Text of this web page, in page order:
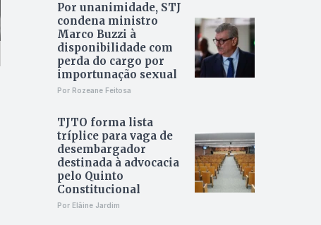
Por unanimidade, STJ
condena ministro
Marco Buzzi à
disponibilidade com
perda do cargo por
importunação sexual
Por Rozeane Feitosa
TJTO forma lista
tríplice para vaga de
desembargador
destinada à advocacia
pelo Quinto
Constitucional
Por Elâine Jardim